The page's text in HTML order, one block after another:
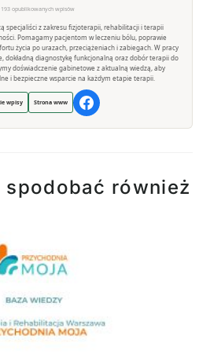
193 opublikowanych wpisów
specjaliści z zakresu fizjoterapii, rehabilitacji i terapii
Pomagamy pacjentom w leczeniu bólu, poprawie
życia po urazach, przeciążeniach i zabiegach. W pracy
dokładną diagnostykę funkcjonalną oraz dobór terapii do
doświadczenie gabinetowe z aktualną wiedzą, aby
i bezpieczne wsparcie na każdym etapie terapii.
wpisy Strona www
spodobać również